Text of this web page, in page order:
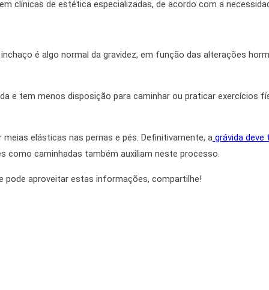
clínicas de estética especializadas, de acordo com a
é algo normal da gravidez, em função das alterações
e tem menos disposição para caminhar ou praticar exercícios
elásticas nas pernas e pés. Definitivamente, a grávida
como caminhadas também auxiliam neste processo.
pode aproveitar estas informações, compartilhe!